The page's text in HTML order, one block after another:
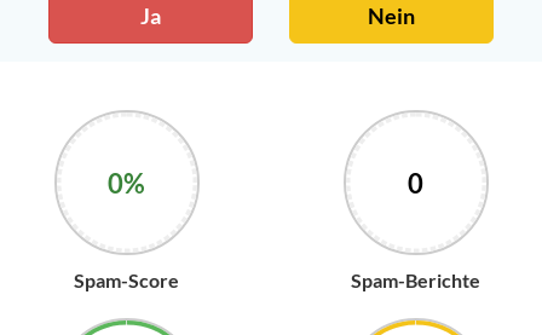
Ja Nein
0%
Spam-Score
0
Spam-Berichte